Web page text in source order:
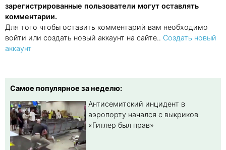
зарегистрированные пользователи могут оставлять
комментарии.
Для того чтобы оставить комментарий вам необходимо
войти или создать новый аккаунт на сайте.. Создать новый
аккаунт
Самое популярное за неделю:
Антисемитский инцидент в
аэропорту начался с выкриков
«Гитлер был прав»